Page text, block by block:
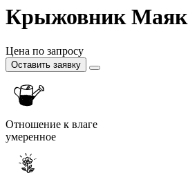
Крыжовник Маяк
Цена по запросу
Оставить заявку
Отношение к влаге
умеренное